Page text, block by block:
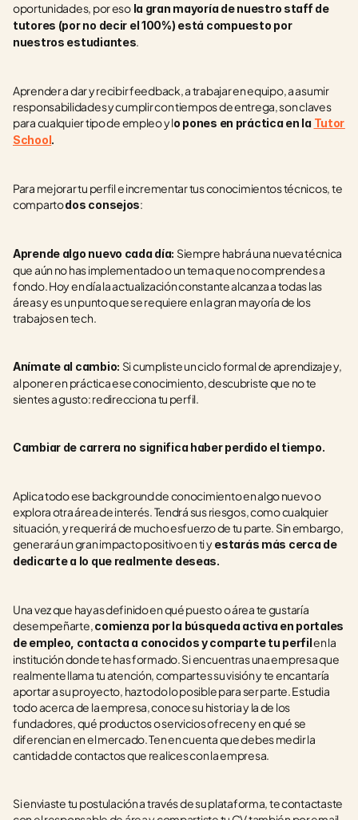
oportunidades, por eso la gran mayoría de nuestro staff de
tutores (por no decir el 100%) está compuesto por
nuestros estudiantes.
Aprender a dar y recibir feedback, a trabajar en equipo, a asumir
responsabilidades y cumplir con tiempos de entrega, son claves
para cualquier tipo de empleo y lo pones en práctica en la Tutor
School.
Para mejorar tu perfil e incrementar tus conocimientos técnicos, te
comparto dos consejos:
Aprende algo nuevo cada día: Siempre habrá una nueva técnica
que aún no has implementado o un tema que no comprendes a
fondo. Hoy en día la actualización constante alcanza a todas las
áreas y es un punto que se requiere en la gran mayoría de los
trabajos en tech.
Anímate al cambio: Si cumpliste un ciclo formal de aprendizaje y,
al poner en práctica ese conocimiento, descubriste que no te
sientes a gusto: redirecciona tu perfil.
Cambiar de carrera no significa haber perdido el tiempo.
Aplica todo ese background de conocimiento en algo nuevo o
explora otra área de interés. Tendrá sus riesgos, como cualquier
situación, y requerirá de mucho esfuerzo de tu parte. Sin embargo,
generará un gran impacto positivo en ti y estarás más cerca de
dedicarte a lo que realmente deseas.
Una vez que hayas definido en qué puesto o área te gustaría
desempeñarte, comienza por la búsqueda activa en portales
de empleo, contacta a conocidos y comparte tu perfil en la
institución donde te has formado. Si encuentras una empresa que
realmente llama tu atención, compartes su visión y te encantaría
aportar a su proyecto, haz todo lo posible para ser parte. Estudia
todo acerca de la empresa, conoce su historia y la de los
fundadores, qué productos o servicios ofrecen y en qué se
diferencian en el mercado. Ten en cuenta que debes medir la
cantidad de contactos que realices con la empresa.
Si enviaste tu postulación a través de su plataforma, te contactaste